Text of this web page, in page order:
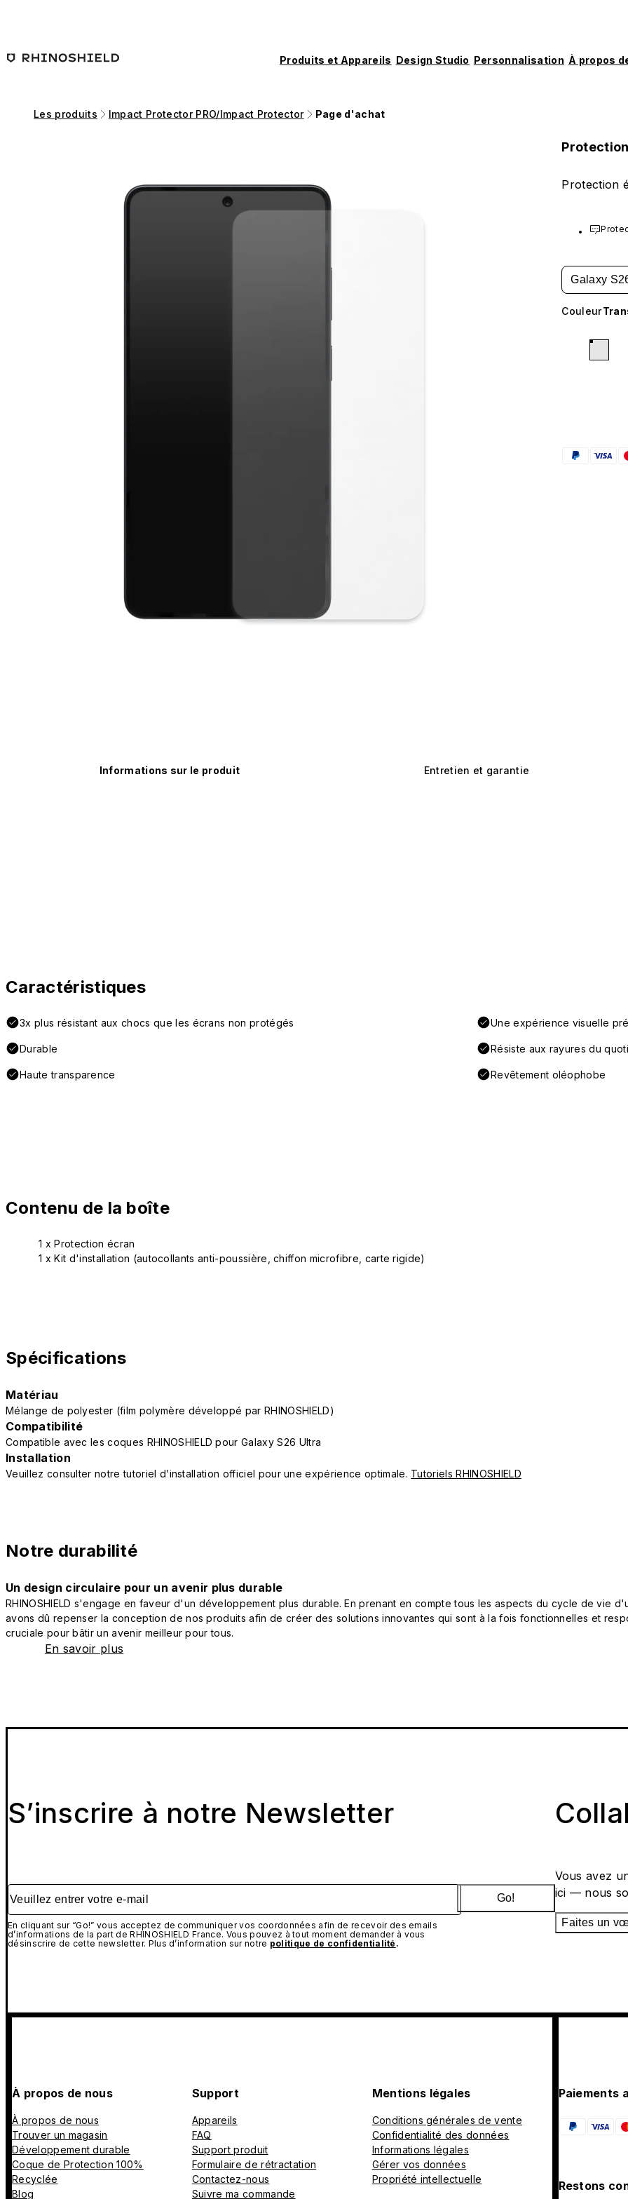
Produits et Appareils Design Studio Personnalisation À propos
Les produits Impact Protector PRO/Impact Protector Page d'achat
Protection
Galaxy
Couleur
Informations sur le produit Entretien et garantie
Caractéristiques
3x plus résistant aux chocs que les écrans non protégés Une expérience visuelle
Durable Résiste aux rayures du
Haute transparence Revêtement oléophobe
Contenu de la boîte
1 x Protection écran
1 x Kit d'installation (autocollants anti-poussière, chiffon microfibre, carte rigide)
Spécifications
Matériau
Mélange de polyester (film polymère développé par RHINOSHIELD)
Compatibilité
Compatible avec les coques RHINOSHIELD pour Galaxy S26 Ultra
Installation
Veuillez consulter notre tutoriel d’installation officiel pour une expérience optimale. Tutoriels RHINOSHIELD
Notre durabilité
Un design circulaire pour un avenir plus durable
RHINOSHIELD s'engage en faveur d'un développement plus durable. En prenant en compte tous les aspects du cycle de vie
avons dû repenser la conception de nos produits afin de créer des solutions innovantes qui sont à la fois fonctionnelles et
cruciale pour bâtir un avenir meilleur pour tous.
En savoir plus
S’inscrire à notre Newsletter
Veuillez entrer votre e-mail
En cliquant sur “Go!” vous acceptez de communiquer vos coordonnées afin de recevoir des emails
d’informations de la part de RHINOSHIELD France. Vous pouvez à tout moment demander à vous
désinscrire de cette newsletter. Plus d’information sur notre politique de confidentialité .
Go!
Vous avez
ici — nous
Faites un
À propos de nous
À propos de nous
Trouver un magasin
Développement durable
Coque de Protection 100%
Recyclée
Blog
Support
Appareils
FAQ
Support produit
Formulaire de rétractation
Contactez-nous
Suivre ma commande
Mentions légales
Conditions générales de vente
Confidentialité des données
Informations légales
Gérer vos données
Propriété intellectuelle
Paiements
Restons